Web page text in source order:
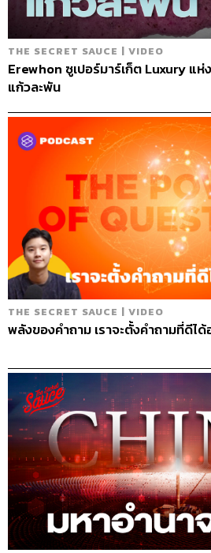
THE SECRET SAUCE | VIDEO
Erewhon ซูเปอร์มาร์เก็ต Luxury แ
แก้วละพัน
THE SECRET SAUCE | VIDEO
พลังของคำถาม เราจะตั้งคำถามที่ดีได้